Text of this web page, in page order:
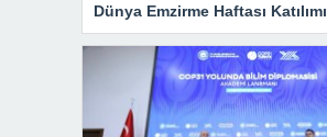
Dünya Emzirme Haftası Katılımı